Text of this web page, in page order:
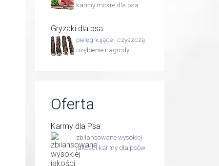
karmy mokre dla psa
Gryzaki dla psa
pielęgnujące i czyszczą
uzębienie nagrody
Oferta
Karmy dla Psa
zbilansowane wysokiej
jakości karmy dla psów